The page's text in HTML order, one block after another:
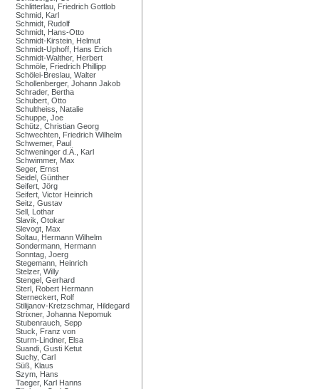
Schlitterlau, Friedrich Gottlob
Schmid, Karl
Schmidt, Rudolf
Schmidt, Hans-Otto
Schmidt-Kirstein, Helmut
Schmidt-Uphoff, Hans Erich
Schmidt-Walther, Herbert
Schmöle, Friedrich Phillipp
Schölei-Breslau, Walter
Schollenberger, Johann Jakob
Schrader, Bertha
Schubert, Otto
Schultheiss, Natalie
Schuppe, Joe
Schütz, Christian Georg
Schwechten, Friedrich Wilhelm
Schwemer, Paul
Schweninger d.Ä., Karl
Schwimmer, Max
Seger, Ernst
Seidel, Günther
Seifert, Jörg
Seifert, Victor Heinrich
Seitz, Gustav
Sell, Lothar
Slavik, Otokar
Slevogt, Max
Soltau, Hermann Wilhelm
Sondermann, Hermann
Sonntag, Joerg
Stegemann, Heinrich
Stelzer, Willy
Stengel, Gerhard
Sterl, Robert Hermann
Sterneckert, Rolf
Stilijanov-Kretzschmar, Hildegard
Strixner, Johanna Nepomuk
Stubenrauch, Sepp
Stuck, Franz von
Sturm-Lindner, Elsa
Suandi, Gusti Ketut
Suchy, Carl
Süß, Klaus
Szym, Hans
Taeger, Karl Hanns